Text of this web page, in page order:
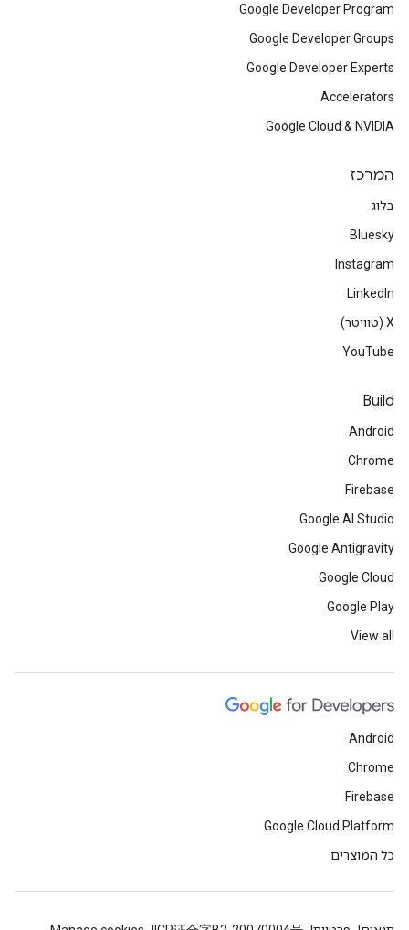
Google Developer Program
Google Developer Groups
Google Developer Experts
Accelerators
Google Cloud & NVIDIA
המרכז
בלוג
Bluesky
Instagram
LinkedIn
‫X (טוויטר)
YouTube
Build
Android
Chrome
Firebase
Google AI Studio
Google Antigravity
Google Cloud
Google Play
View all
Android
Chrome
Firebase
Google Cloud Platform
כל המוצרים